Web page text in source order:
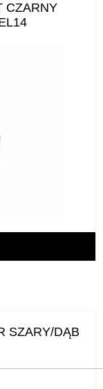
CZARNY
SZARY/DĄB